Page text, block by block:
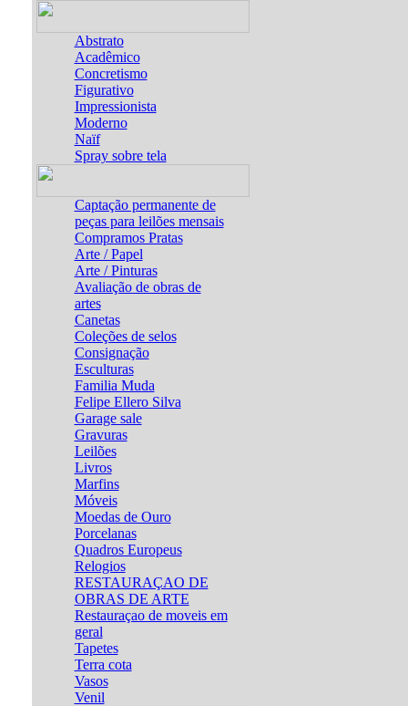
Abstrato
Acadêmico
Concretismo
Figurativo
Impressionista
Moderno
Naïf
Spray sobre tela
Captação permanente de
peças para leilões mensais
Compramos Pratas
Arte / Papel
Arte / Pinturas
Avaliação de obras de
artes
Canetas
Coleções de selos
Consignação
Esculturas
Familia Muda
Felipe Ellero Silva
Garage sale
Gravuras
Leilões
Livros
Marfins
Móveis
Moedas de Ouro
Porcelanas
Quadros Europeus
Relogios
RESTAURAÇAO DE
OBRAS DE ARTE
Restauraçao de moveis em
geral
Tapetes
Terra cota
Vasos
Venil